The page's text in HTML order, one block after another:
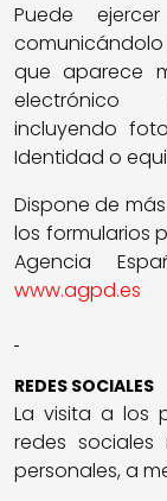
Puede
que aparece
electrónico
incluyendo
Identidad o
Dispone de
los formularios
Agencia
www.agpd.es
REDES SOCIALES
La visita a los
redes
personales, a